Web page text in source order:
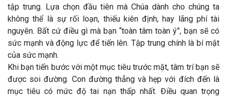
tập trung. Lựa chọn đầu tiên mà Chúa dành cho chúng ta
không thể là sự rối loạn, thiếu kiên định, hay lãng phí tài
nguyên. Bất cứ điều gì mà bạn “toàn tâm toàn ý”, bạn sẽ có
sức mạnh và động lực để tiến lên. Tập trung chính là bí mật
của sức mạnh.
Khi bạn tiến bước với một mục tiêu trước mặt, tâm trí bạn sẽ
được soi đường. Con đường thẳng và hẹp với đích đến là
mục tiêu có mức độ tai nạn thấp nhất. Điều quan trọng